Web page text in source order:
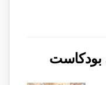
بودكاست